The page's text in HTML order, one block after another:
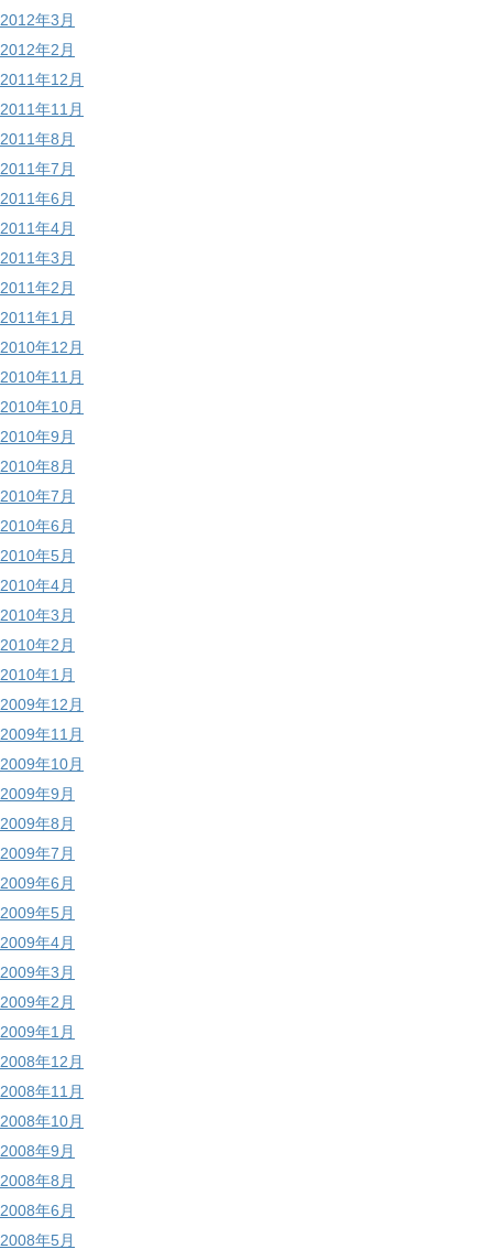
2012年3月
2012年2月
2011年12月
2011年11月
2011年8月
2011年7月
2011年6月
2011年4月
2011年3月
2011年2月
2011年1月
2010年12月
2010年11月
2010年10月
2010年9月
2010年8月
2010年7月
2010年6月
2010年5月
2010年4月
2010年3月
2010年2月
2010年1月
2009年12月
2009年11月
2009年10月
2009年9月
2009年8月
2009年7月
2009年6月
2009年5月
2009年4月
2009年3月
2009年2月
2009年1月
2008年12月
2008年11月
2008年10月
2008年9月
2008年8月
2008年6月
2008年5月